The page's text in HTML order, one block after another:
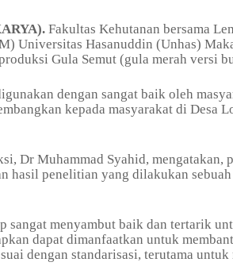
Fakultas Kehutanan bersama
Universitas Hasanuddin (Unhas)
Gula Semut (gula merah versi
dengan sangat baik oleh
kepada masyarakat di Desa
Dr Muhammad Syahid, mengatakan,
hasil penelitian yang dilakukan
sangat menyambut baik dan tertarik
dapat dimanfaatkan untuk
dengan standarisasi, terutama